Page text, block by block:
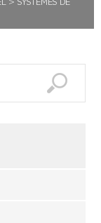
> SYSTÈMES DE